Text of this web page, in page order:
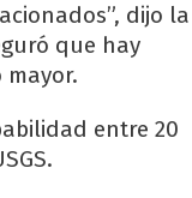
dijo la
que hay
entre 20